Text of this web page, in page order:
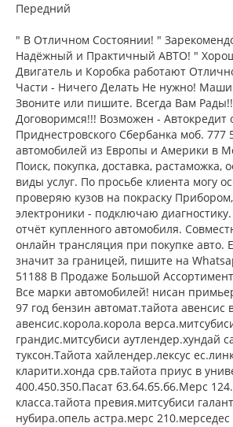
Передний
" В Отличном Состоянии! "
Надёжный и Практичный АВТО! "
Двигатель и Коробка работают
Части - Ничего Делать Не нужно!
Звоните или пишите. Всегда Вам
Договоримся!!! Возможен - Автокредит
Приднестровского Сбербанка моб.
автомобилей из Европы и Америки в
Поиск, покупка, доставка, растаможка,
виды услуг. По просьбе клиента могу
проверяю кузов на покраску
электроники - подключаю
отчёт купленного автомобиля.
онлайн трансляция при покупке авто.
значит за границей, пишите на
51188 В Продаже Большой
Все марки автомобилей! нисан
97 год бензин автомат.тайота авенсис
авенсис.корола.корола
грандис.митсубиси аутлендер.хундай
туксон.Тайота хайлендер.лексус
кларити.хонда срв.тайота приус в
400.450.350.Пасат б3.б4.б5.б6.Мерс
класса.тайота превия.митсубиси
нубира.опель астра.мерс 210.мерседес